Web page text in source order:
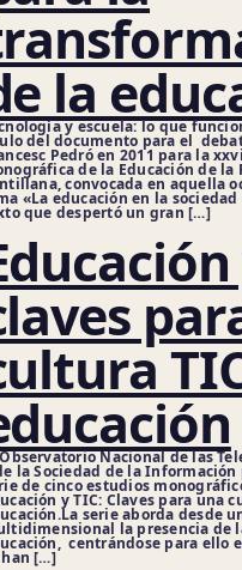
la
y escuela: lo que
del documento para el
Pedró en 2011 para la
de la Educación de la
convocada en aquella
«La educación en la
que despertó un gran […]
Nacional de las
la Sociedad de la
de cinco estudios
y TIC: Claves para una
serie aborda desde
la presencia de
centrándose para ello
han […]